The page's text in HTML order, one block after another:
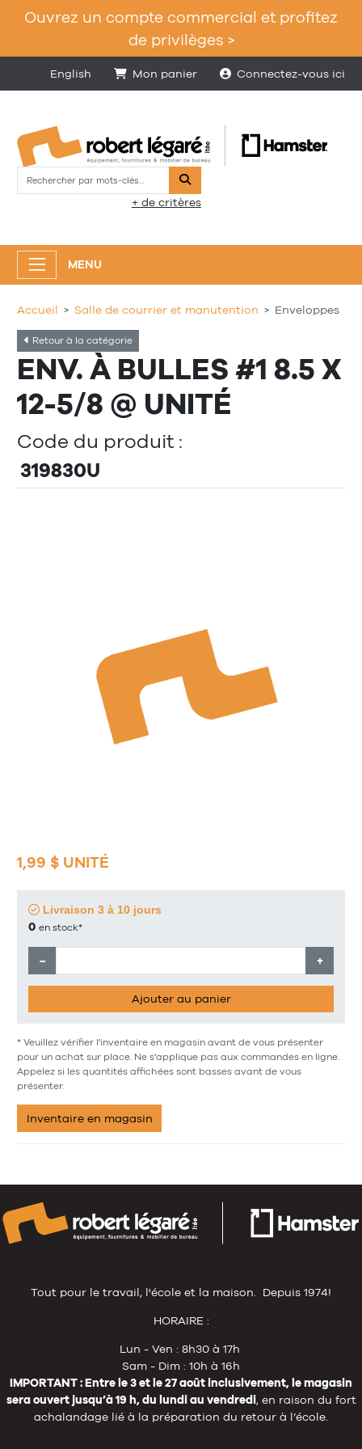
Ouvrez un compte commercial et profitez
de privilèges >
English Mon panier Connectez-vous ici
Rechercher
+ de critères
MENU
Accueil Salle de courrier et manutention Enveloppes
Retour à la catégorie
ENV. À BULLES #1 8.5 X
12-5/8 @ UNITÉ
Code du produit :
319830U
1,99 $ UNITÉ
Livraison 3 à 10 jours
0 en stock*
− +
Ajouter au panier
* Veuillez vérifier l'inventaire en magasin avant de vous présenter
pour un achat sur place. Ne s'applique pas aux commandes en ligne.
Appelez si les quantités affichées sont basses avant de vous
présenter.
Inventaire en magasin
Tout pour le travail, l'école et la maison. Depuis 1974!
HORAIRE :
Lun - Ven : 8h30 à 17h
Sam - Dim : 10h à 16h
IMPORTANT : Entre le 3 et le 27 août inclusivement, le magasin
sera ouvert jusqu’à 19 h, du lundi au vendredi, en raison du fort
achalandage lié à la préparation du retour à l’école.